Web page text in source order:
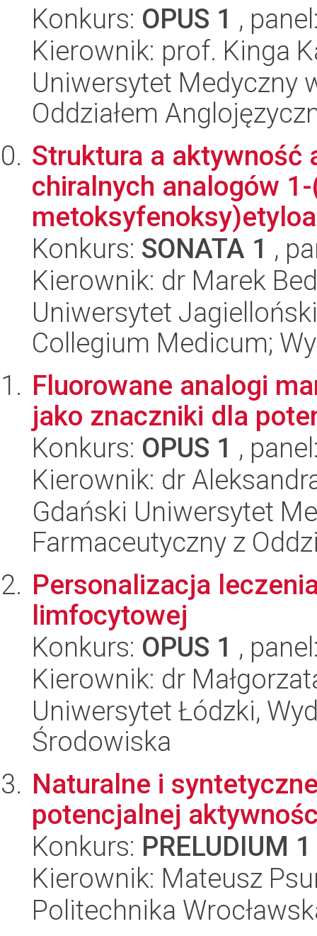
Konkurs: OPUS 1 ,
Kierownik: prof. Kinga
Uniwersytet Medyczny
Oddziałem
Struktura a aktywność
chiralnych analogów
Konkurs: SONATA 1 ,
Kierownik: dr Marek
Uniwersytet
Collegium Medicum;
Fluorowane analogi
jako znaczniki dla
Konkurs: OPUS 1 ,
Kierownik: dr
Gdański Uniwersytet
Farmaceutyczny z
Personalizacja
limfocytowej
Konkurs: OPUS 1 ,
Kierownik: dr
Uniwersytet Łódzki,
Środowiska
Naturalne i
potencjalnej
Konkurs: PRELUDIUM 1
Kierownik: Mateusz
Politechnika